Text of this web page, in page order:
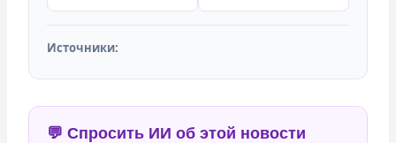
Источники:
💬 Спросить ИИ об этой новости